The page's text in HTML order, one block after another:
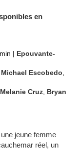
en
| Epouvante-
Michael Escobedo
Melanie Cruz Bryan
jeune femme
réel, un